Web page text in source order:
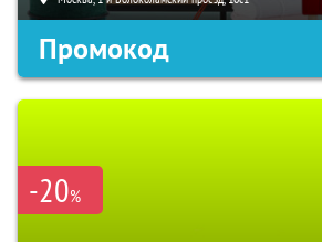
Промокод
-20%